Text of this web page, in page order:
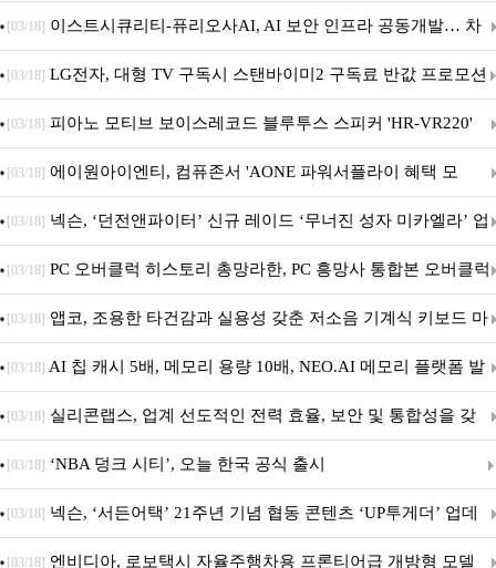
무상 배포
[03/18] 이스트시큐리티-퓨리오사AI, AI 보안 인프라 공동개발… 차
세대 AI 보안 플랫폼 구축
[03/18] LG전자, 대형 TV 구독시 스탠바이미2 구독료 반값 프로모션
[03/18] 피아노 모티브 보이스레코드 블루투스 스피커 'HR-VR220'
출시
[03/18] 에이원아이엔티, 컴퓨존서 'AONE 파워서플라이 혜택 모
음.ZIP' 이벤트 진행
[03/18] 넥슨, ‘던전앤파이터’ 신규 레이드 ‘무너진 성자 미카엘라’ 업
데이트!
[03/18] PC 오버클럭 히스토리 총망라한, PC 흥망사 통합본 오버클럭
특집(1-4편)
[03/18] 앱코, 조용한 타건감과 실용성 갖춘 저소음 기계식 키보드 마
우스 세트 'KM580' 출시
[03/18] AI 칩 캐시 5배, 메모리 용량 10배, NEO.AI 메모리 플랫폼 발
표
[03/18] 실리콘랩스, 업계 선도적인 전력 효율, 보안 및 통합성을 갖
춘 초저전력 블루투스 LE SoC ‘BG2B’ 공개
[03/18] ‘NBA 덩크 시티’, 오늘 한국 공식 출시
[03/18] 넥슨, ‘서든어택’ 21주년 기념 협동 콘텐츠 ‘UP투게더’ 업데
이트
[03/18] 엔비디아, 로보택시 자율주행차용 프론티어급 개방형 모델